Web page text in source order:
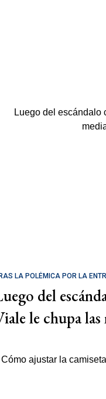
LA POLÉMICA POR LA
del
le chupa